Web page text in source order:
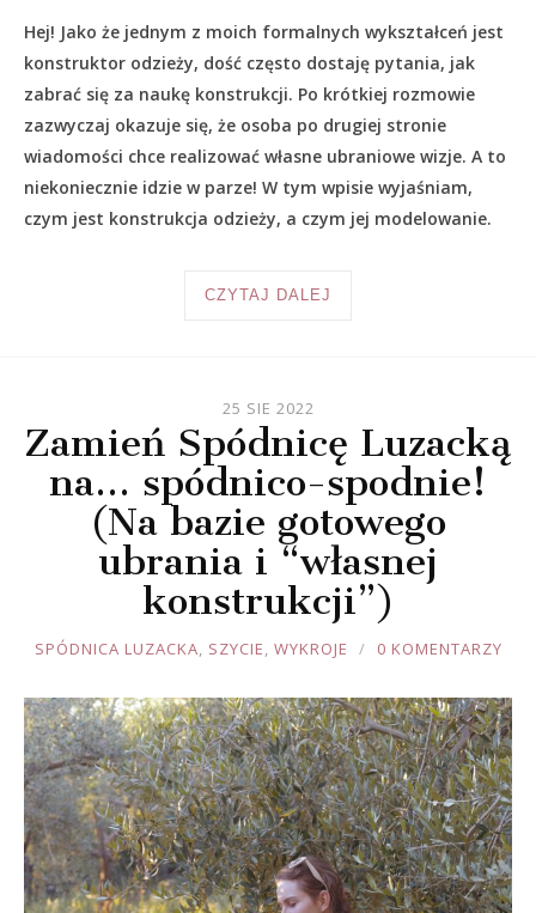
Hej! Jako że jednym z moich formalnych wykształceń jest
konstruktor odzieży, dość często dostaję pytania, jak
zabrać się za naukę konstrukcji. Po krótkiej rozmowie
zazwyczaj okazuje się, że osoba po drugiej stronie
wiadomości chce realizować własne ubraniowe wizje. A to
niekoniecznie idzie w parze! W tym wpisie wyjaśniam,
czym jest konstrukcja odzieży, a czym jej modelowanie.
CZYTAJ DALEJ
25 SIE 2022
Zamień Spódnicę Luzacką
na… spódnico-spodnie!
(Na bazie gotowego
ubrania i “własnej
konstrukcji”)
JOULE
SPÓDNICA LUZACKA, SZYCIE, WYKROJE 0 KOMENTARZY